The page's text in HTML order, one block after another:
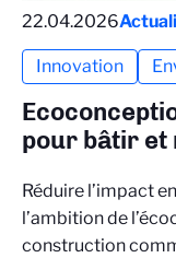
22.04.2026
Innovation
pour bâtir
Réduire l’impact
l’ambition de
construction